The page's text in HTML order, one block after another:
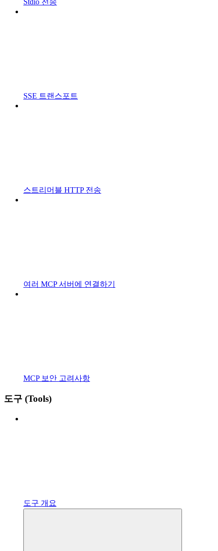
SSE 트랜스포트
스트리머블 HTTP 전송
여러 MCP 서버에 연결하기
MCP 보안 고려사항
도구 (Tools)
도구 개요